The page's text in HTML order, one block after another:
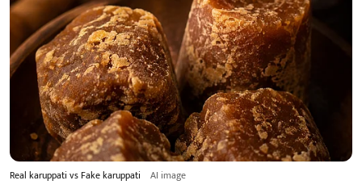
Real karuppati vs Fake karuppati AI image